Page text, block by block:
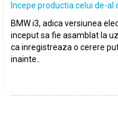
Incepe productia celui de-al
BMW i3, adica versiunea
inceput sa fie asamblat la
ca inregistreaza o cerere
inainte..